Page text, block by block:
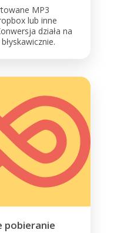
MP3
lub inne
działa na
pobieranie